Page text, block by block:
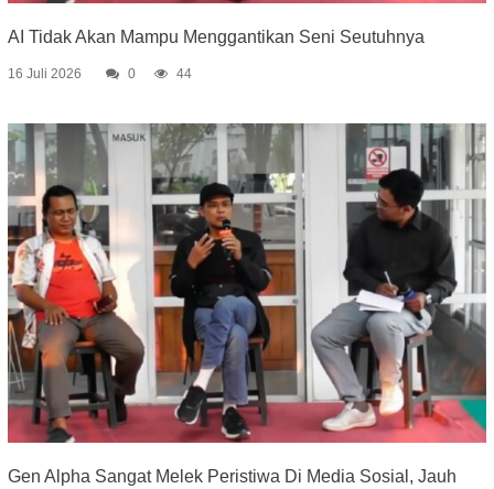
AI Tidak Akan Mampu Menggantikan Seni Seutuhnya
16 Juli 2026 0 44
Gen Alpha Sangat Melek Peristiwa Di Media Sosial, Jauh